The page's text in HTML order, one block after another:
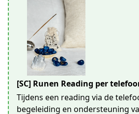
[SC] Runen Reading per
Tijdens een reading via de
begeleiding en ondersteuning